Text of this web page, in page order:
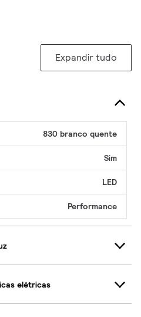
Expandir tudo
830 branco quente
Sim
LED
Performance
elétricas